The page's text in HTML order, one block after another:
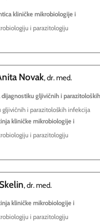
kliničke mikrobiologije i
i parazitologiju
Novak, dr. med.
gljivičnih i parazitoloških
gljivičnih i parazitoloških infekcija
kliničke mikrobiologije i
i parazitologiju
, dr. med.
kliničke mikrobiologije i
i parazitologiju